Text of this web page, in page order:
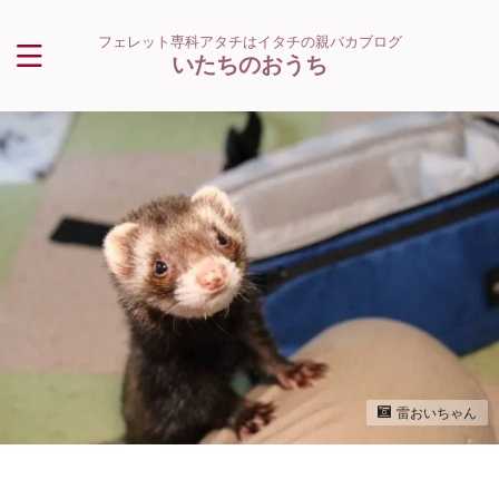
フェレット専科アタチはイタチの親バカブログ
いたちのおうち
雷おいちゃん